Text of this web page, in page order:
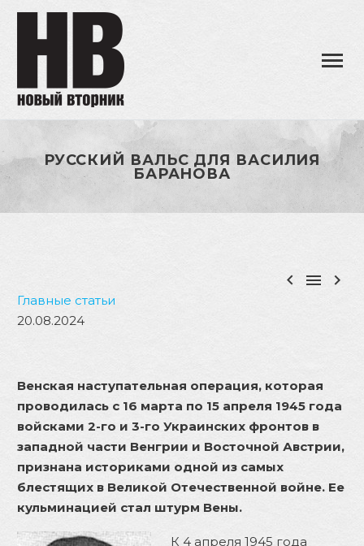
РУССКИЙ ВАЛЬС ДЛЯ ВАСИЛИЯ
БАРАНОВА
  
Главные статьи
20.08.2024
Венская наступательная операция, которая
проводилась с 16 марта по 15 апреля 1945 года
войсками 2-го и 3-го Украинских фронтов в
западной части Венгрии и Восточной Австрии,
признана историками одной из самых
блестящих в Великой Отечественной войне. Ее
кульминацией стал штурм Вены.
К 4 апреля 1945 года